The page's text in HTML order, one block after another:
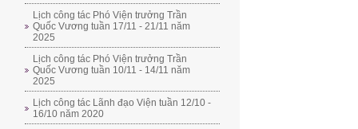
Lịch công tác Phó Viện trưởng Trần
Quốc Vương tuần 17/11 - 21/11 năm
2025
Lịch công tác Phó Viện trưởng Trần
Quốc Vương tuần 10/11 - 14/11 năm
2025
Lịch công tác Lãnh đạo Viện tuần 12/10 -
16/10 năm 2020